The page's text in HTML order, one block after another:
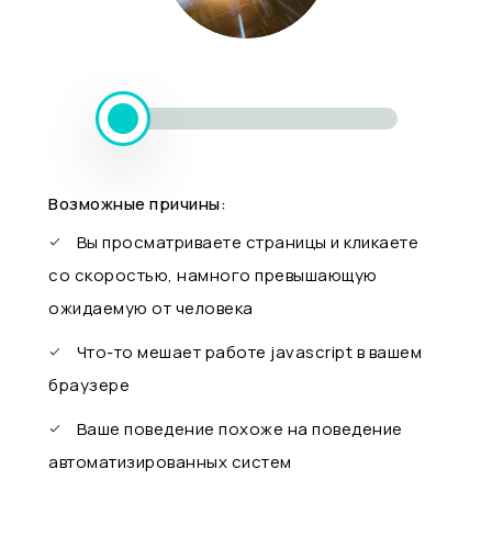
Возможные причины:
Вы просматриваете страницы и кликаете
со скоростью, намного превышающую
ожидаемую от человека
Что-то мешает работе javascript в вашем
браузере
Ваше поведение похоже на поведение
автоматизированных систем